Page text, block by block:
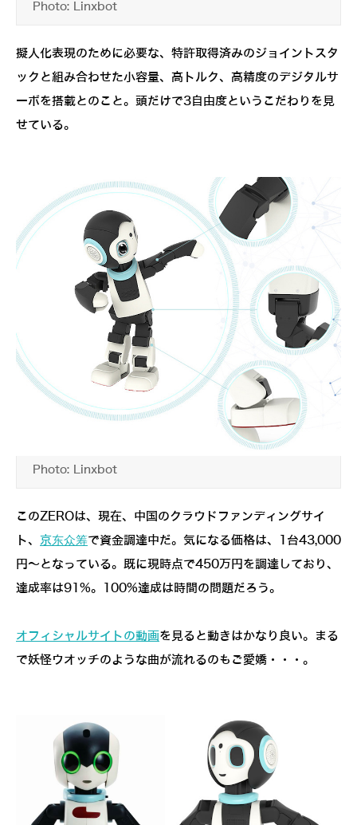
Photo: Linxbot
擬人化表現のために必要な、特許取得済みのジョイントスタ
ックと組み合わせた小容量、高トルク、高精度のデジタルサ
ーボを搭載とのこと。頭だけで3自由度というこだわりを見
せている。
Photo: Linxbot
このZEROは、現在、中国のクラウドファンディングサイ
ト、 京东众筹で資金調達中だ。気になる価格は、1台43,000
円～となっている。既に現時点で450万円を調達しており、
達成率は91%。100%達成は時間の問題だろう。
オフィシャルサイトの動画を見ると動きはかなり良い。まる
で妖怪ウオッチのような曲が流れるのもご愛嬌・・・。